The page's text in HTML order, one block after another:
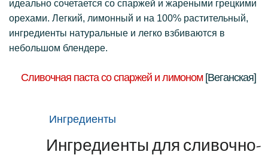
идеально сочетается со спаржей и жареными грецкими
орехами. Легкий, лимонный и на 100% растительный,
ингредиенты натуральные и легко взбиваются в
небольшом блендере.
Сливочная паста со спаржей и лимоном [Веганская]
Ингредиенты
Ингредиенты для сливочно-